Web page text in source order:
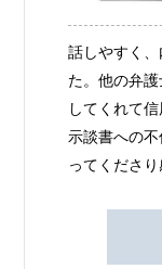
話しやすく
た。他の弁
してくれて
示談書への
ってくださり